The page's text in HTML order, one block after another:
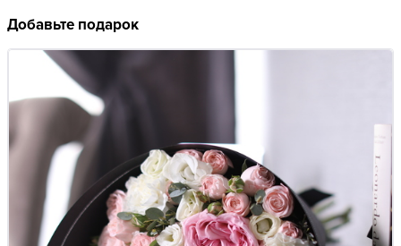
Добавьте подарок